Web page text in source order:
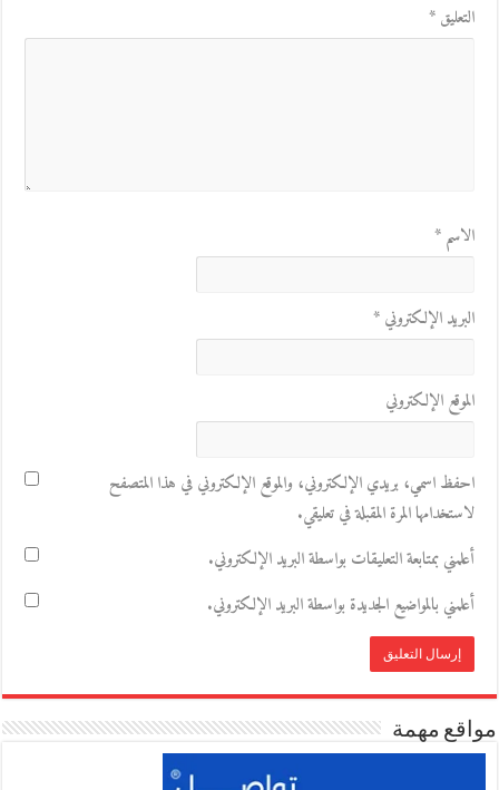
التعليق*
الاسم*
البريد الإلكتروني*
الموقع الإلكتروني
احفظ اسمي، بريدي الإلكتروني، والموقع الإلكتروني في هذا المتصفح
لاستخدامها المرة المقبلة في تعليقي.
أعلمني بمتابعة التعليقات بواسطة البريد الإلكتروني.
أعلمني بالمواضيع الجديدة بواسطة البريد الإلكتروني.
مواقع مهمة